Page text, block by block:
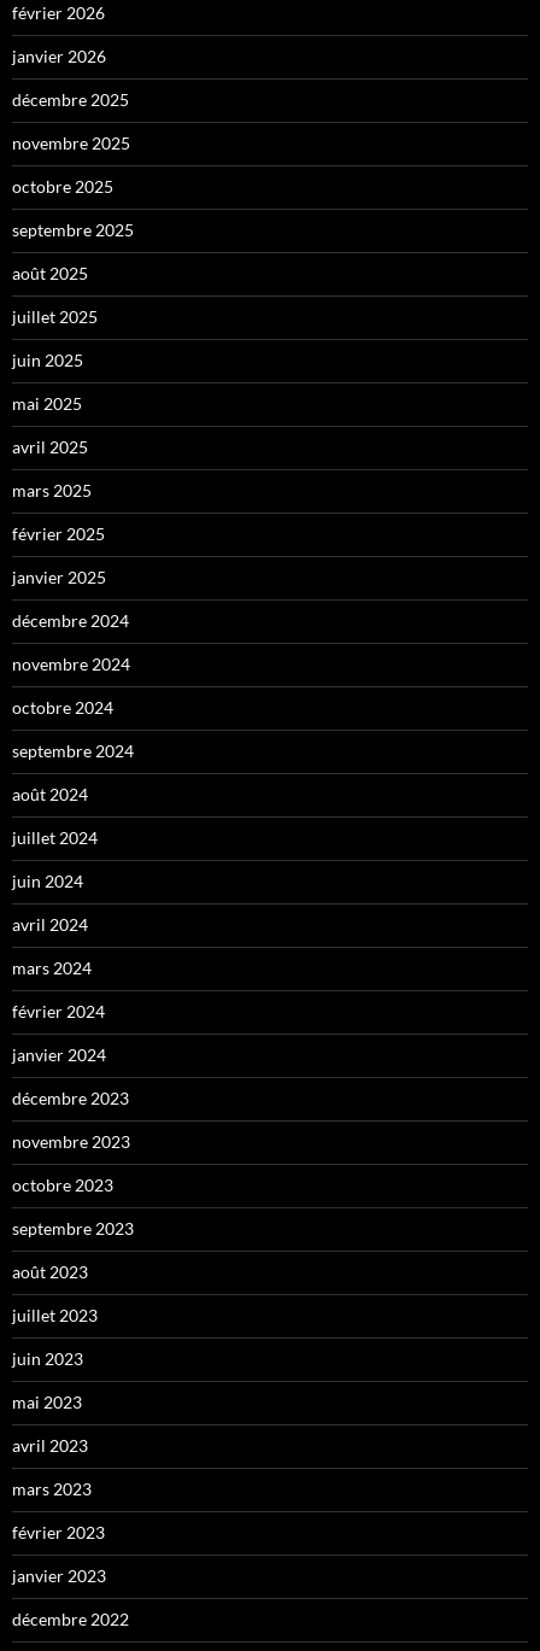
février 2026
janvier 2026
décembre 2025
novembre 2025
octobre 2025
septembre 2025
août 2025
juillet 2025
juin 2025
mai 2025
avril 2025
mars 2025
février 2025
janvier 2025
décembre 2024
novembre 2024
octobre 2024
septembre 2024
août 2024
juillet 2024
juin 2024
avril 2024
mars 2024
février 2024
janvier 2024
décembre 2023
novembre 2023
octobre 2023
septembre 2023
août 2023
juillet 2023
juin 2023
mai 2023
avril 2023
mars 2023
février 2023
janvier 2023
décembre 2022